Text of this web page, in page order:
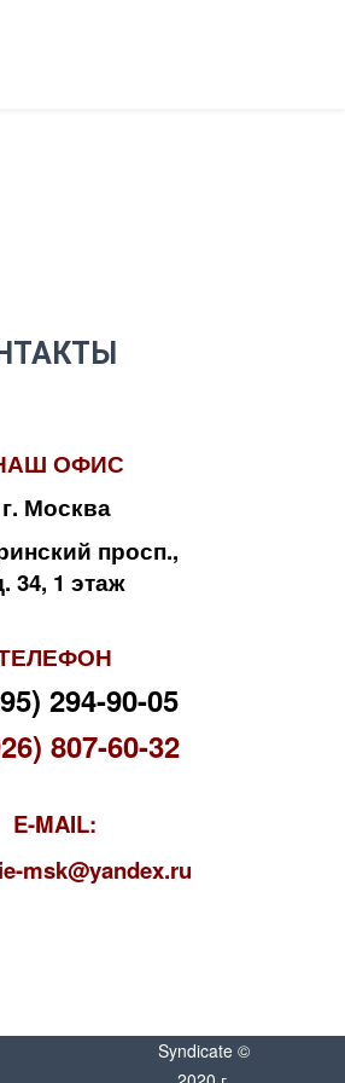
ОФИС
г. Москва
просп.,
34, 1 этаж
294-90-05
807-60-32
E-MAIL:
msk@yandex.ru
Syndicate ©